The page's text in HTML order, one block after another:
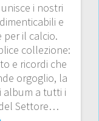
i nostri
e
il calcio.
collezione:
e ricordi che
orgoglio, la
album a tutti i
Settore…